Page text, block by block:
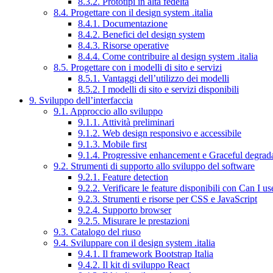
8.4. Progettare con il design system .italia
8.4.1. Documentazione
8.4.2. Benefici del design system
8.4.3. Risorse operative
8.4.4. Come contribuire al design system .italia
8.5. Progettare con i modelli di sito e servizi
8.5.1. Vantaggi dell’utilizzo dei modelli
8.5.2. I modelli di sito e servizi disponibili
9. Sviluppo dell’interfaccia
9.1. Approccio allo sviluppo
9.1.1. Attività preliminari
9.1.2. Web design responsivo e accessibile
9.1.3. Mobile first
9.1.4. Progressive enhancement e Graceful
9.2. Strumenti di supporto allo sviluppo del software
9.2.1. Feature detection
9.2.2. Verificare le feature disponibili con Can I
9.2.3. Strumenti e risorse per CSS e JavaScript
9.2.4. Supporto browser
9.2.5. Misurare le prestazioni
9.3. Catalogo del riuso
9.4. Sviluppare con il design system .italia
9.4.1. Il framework Bootstrap Italia
9.4.2. Il kit di sviluppo React